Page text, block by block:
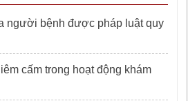
người bệnh được pháp luật quy
cấm trong hoạt động khám